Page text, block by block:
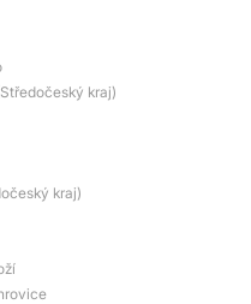
kraj)
kraj)